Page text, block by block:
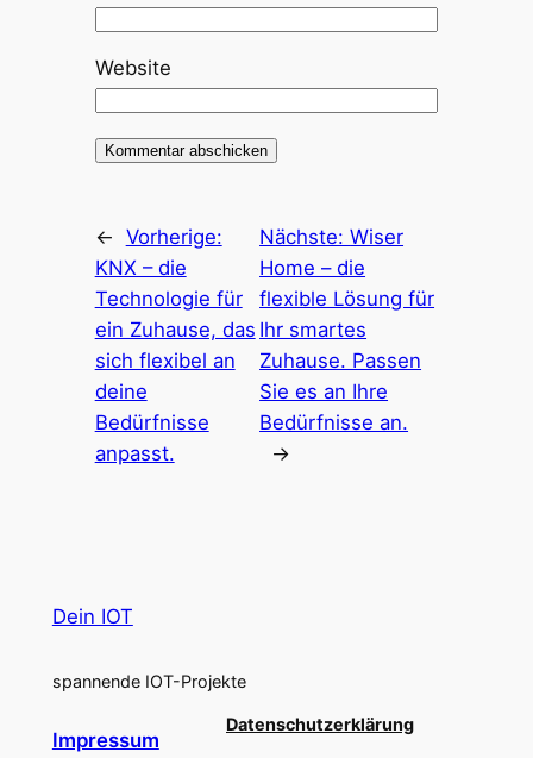
Website
← Vorherige:
KNX – die
Technologie für
ein Zuhause, das
sich flexibel an
deine
Bedürfnisse
anpasst.
Nächste:Wiser
Home – die
flexible Lösung für
Ihr smartes
Zuhause. Passen
Sie es an Ihre
Bedürfnisse an.
→
Dein IOT
spannende IOT-Projekte
Impressum
Datenschutzerklärung